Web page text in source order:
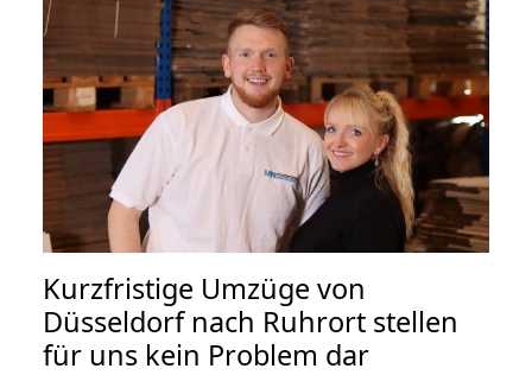
Kurzfristige Umzüge von
Düsseldorf nach Ruhrort stellen
für uns kein Problem dar